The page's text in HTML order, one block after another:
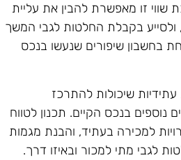
זו מאפשרת להבין את עליית
בקבלת החלטות לגבי המשך
בחשבון שיפורים שנעשו בנכס
שיכולות להתרכז
נוספים בנכס הקיים. תכנון לטווח
למכירה בעתיד, והבנת מגמות
לגבי מתי למכור ובאיזו דרך.